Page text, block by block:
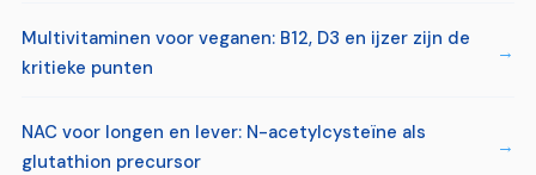
Multivitaminen voor veganen: B12, D3 en ijzer zijn de
kritieke punten
NAC voor longen en lever: N-acetylcysteïne als
glutathion precursor